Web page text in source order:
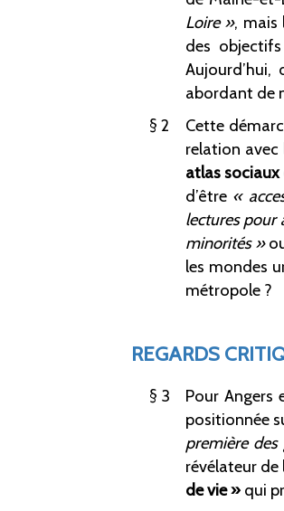
Loire », mais
des
abordant de
2
Cette
relation
atlas sociaux
d’être «
lectures pour
minorités »
les mondes
métropole ?
REGARDS
3 Pour Angers
positionnée
première
révélateur
de vie» qui